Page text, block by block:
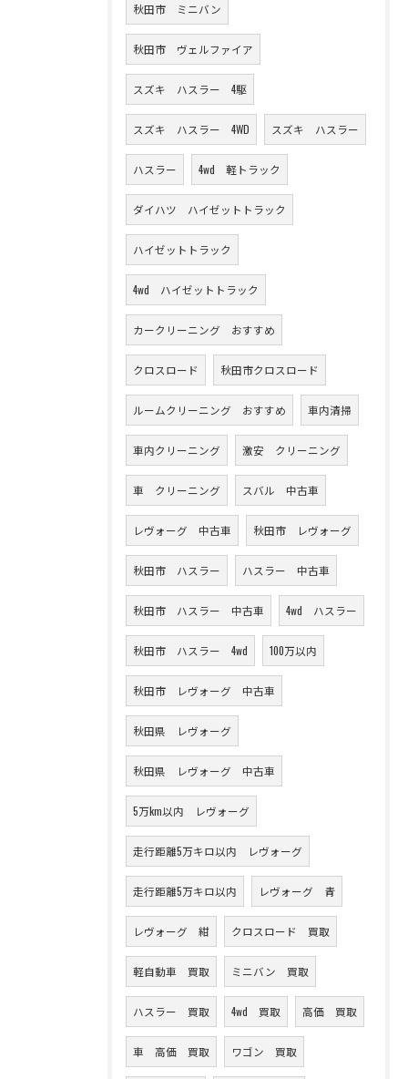
秋田市 ミニバン
秋田市 ヴェルファイア
スズキ ハスラー 4駆
スズキ ハスラー 4WD スズキ ハスラー
ハスラー 4wd 軽トラック
ダイハツ ハイゼットトラック
ハイゼットトラック
4wd ハイゼットトラック
カークリーニング おすすめ
クロスロード 秋田市クロスロード
ルームクリーニング おすすめ 車内清掃
車内クリーニング 激安 クリーニング
車 クリーニング スバル 中古車
レヴォーグ 中古車 秋田市 レヴォーグ
秋田市 ハスラー ハスラー 中古車
秋田市 ハスラー 中古車 4wd ハスラー
秋田市 ハスラー 4wd 100万以内
秋田市 レヴォーグ 中古車
秋田県 レヴォーグ
秋田県 レヴォーグ 中古車
5万km以内 レヴォーグ
走行距離5万キロ以内 レヴォーグ
走行距離5万キロ以内 レヴォーグ 青
レヴォーグ 紺 クロスロード 買取
軽自動車 買取 ミニバン 買取
ハスラー 買取 4wd 買取 高価 買取
車 高価 買取 ワゴン 買取